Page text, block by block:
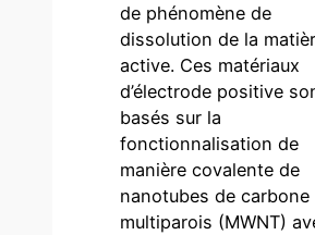
de phénomène de
dissolution de la
active. Ces matériaux
d’électrode positive
basés sur la
fonctionnalisation de
manière covalente de
nanotubes de carbone
multiparois (MWNT)